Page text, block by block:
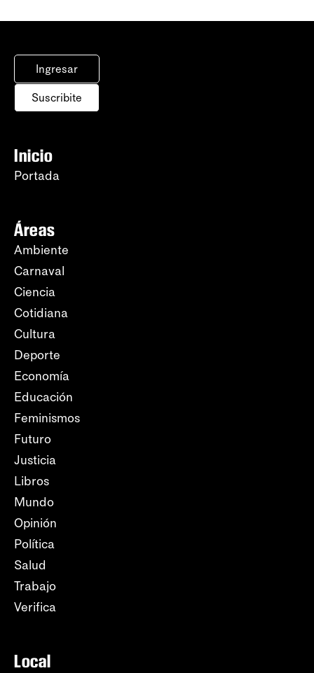
Ingresar
Suscribite
Inicio
Portada
Áreas
Ambiente
Carnaval
Ciencia
Cotidiana
Cultura
Deporte
Economía
Educación
Feminismos
Futuro
Justicia
Libros
Mundo
Opinión
Política
Salud
Trabajo
Verifica
Local